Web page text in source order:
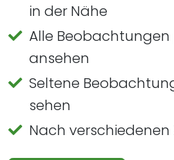
in der Nähe
Alle
ansehen
Seltene
sehen
Nach